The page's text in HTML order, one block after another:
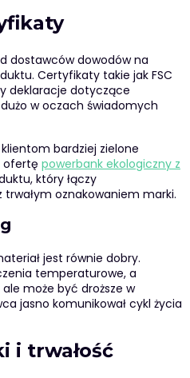
dostawców dowodów na
Certyfikaty takie jak FSC
deklaracje dotyczące
w oczach świadomych
bardziej zielone
ofertę powerbank ekologiczny z
który łączy
oznakowaniem marki.
jest równie dobry.
temperaturowe, a
może być droższe w
jasno komunikował cykl życia
i trwałość